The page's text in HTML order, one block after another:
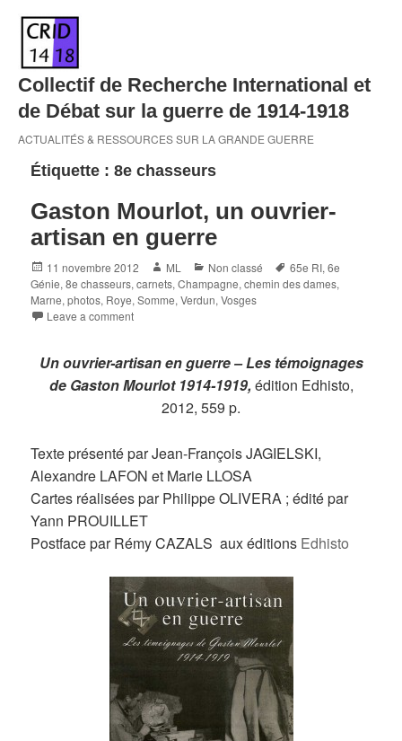
content
Collectif de Recherche International et
de Débat sur la guerre de 1914-1918
ACTUALITÉS & RESSOURCES SUR LA GRANDE GUERRE
Étiquette :8e chasseurs
Gaston Mourlot, un ouvrier-
artisan en guerre
Posted
on
11 novembre 2012 Author
ML Categories
Non classé Tags
65e RI,6e
Génie,8e chasseurs,carnets,Champagne,chemin des dames,
Marne,photos, Roye,Somme,Verdun,Vosges
Leave a comment
Un ouvrier-artisan en guerre – Les témoignages
de Gaston Mourlot 1914-1919, édition Edhisto,
2012, 559 p.
Texte présenté par Jean-François JAGIELSKI,
Alexandre LAFON et Marie LLOSA
Cartes réalisées par Philippe OLIVERA ; édité par
Yann PROUILLET
Postface par Rémy CAZALS aux éditions Edhisto